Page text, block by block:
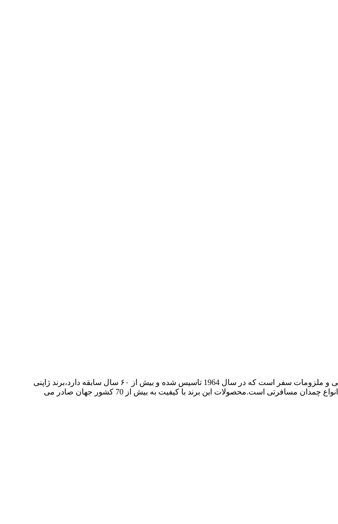
‎برند اکولاک برند مشهور ژاپنی یک برند بسیار قدیمی و‌ معتبر در صنعت تولید چمدان مسافرتی، کوله پشتی و ملزومات سفر است که در سال 1964 تاسیس شده و بیش از ۶۰ سال سابقه دارد،برند ژاپنی
ECHOLAC صاحب رتبه اول در اسیا و رتبه سوم در جهان به دلیل کیفیت ممتاز و طراحی برتر در تولید انواع چمدان مسافرتی است.محصولات این برند با کیفیت به بیش از 70 کشور جهان صادر می